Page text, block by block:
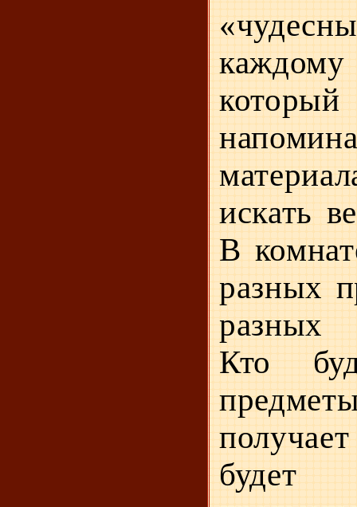
каждо­му
искать
В
разных
разных
Кто
будет